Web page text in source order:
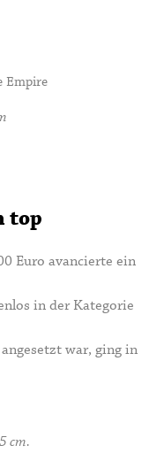
top
Euro avancierte ein
in der Kategorie
war, ging in
cm.